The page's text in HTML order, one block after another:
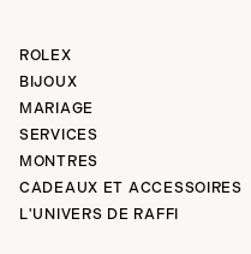
ROLEX
BIJOUX
MARIAGE
SERVICES
MONTRES
CADEAUX ET ACCESSOIRES
L'UNIVERS DE RAFFI